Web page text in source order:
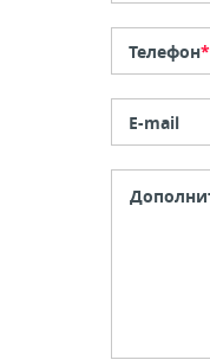
Телефон*
E-mail